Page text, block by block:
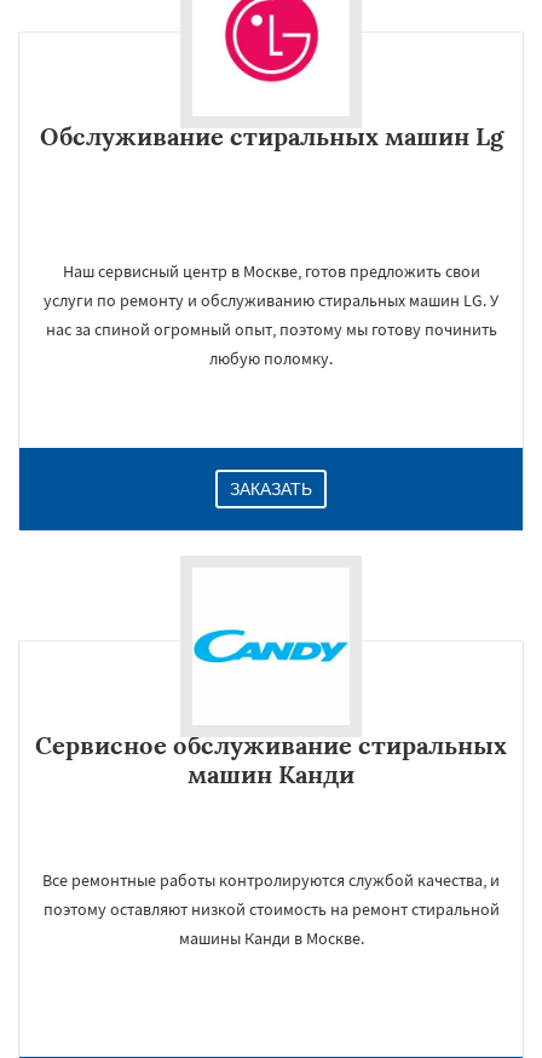
Обслуживание стиральных машин Lg
Наш сервисный центр в Москве, готов предложить свои
услуги по ремонту и обслуживанию стиральных машин LG. У
нас за спиной огромный опыт, поэтому мы готову починить
любую поломку.
ЗАКАЗАТЬ
Сервисное обслуживание стиральных
машин Канди
Все ремонтные работы контролируются службой качества, и
поэтому оставляют низкой стоимость на ремонт стиральной
машины Канди в Москве.